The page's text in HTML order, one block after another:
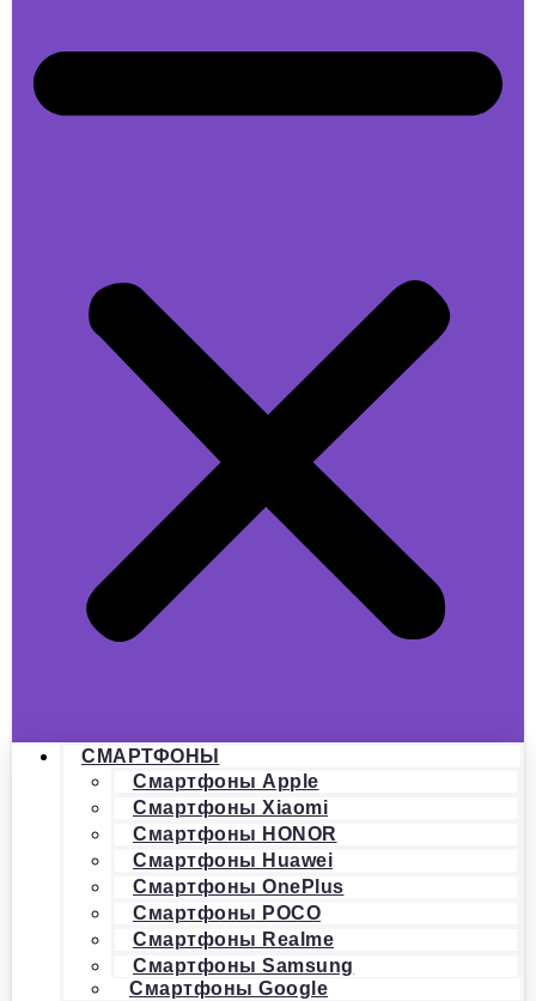
СМАРТФОНЫ
Смартфоны Apple
Смартфоны Xiaomi
Смартфоны HONOR
Смартфоны Huawei
Смартфоны OnePlus
Смартфоны POCO
Смартфоны Realme
Смартфоны Samsung
Смартфоны Google